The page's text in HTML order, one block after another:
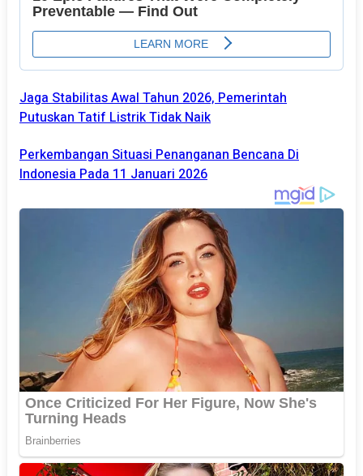
Jaga Stabilitas Awal Tahun 2026, Pemerintah
Putuskan Tatif Listrik Tidak Naik
Perkembangan Situasi Penanganan Bencana Di
Indonesia Pada 11 Januari 2026